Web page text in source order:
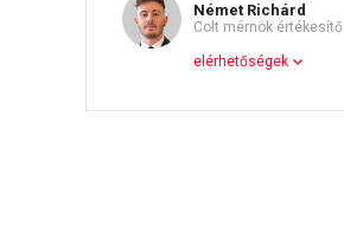
Német Richárd
Colt mérnök értékesítő
elérhetőségek